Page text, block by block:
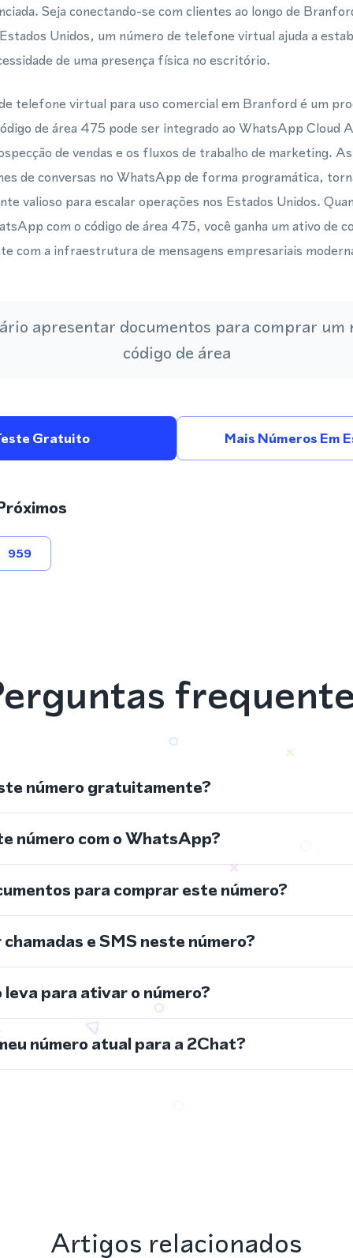
Seja conectando-se com clientes ao longo de
Unidos, um número de telefone virtual ajuda a
de uma presença física no escritório.
telefone virtual para uso comercial em Branford é um
de área 475 pode ser integrado ao WhatsApp Cloud
de vendas e os fluxos de trabalho de marketing.
de conversas no WhatsApp de forma programática,
valioso para escalar operações nos Estados Unidos.
com o código de área 475, você ganha um ativo de
com a infraestrutura de mensagens empresariais
apresentar documentos para comprar um
código de área
Gratuito Mais Números Em
959
número gratuitamente?
número com o WhatsApp?
para comprar este número?
e SMS neste número?
para ativar o número?
número atual para a 2Chat?
Artigos relacionados